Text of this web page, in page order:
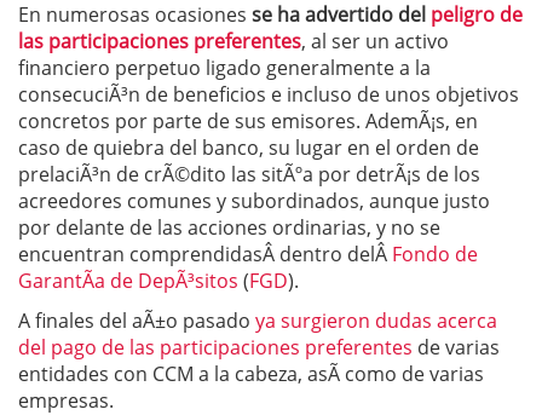
En numerosas ocasiones se ha advertido del peligro de
las participaciones preferentes, al ser un activo
financiero perpetuo ligado generalmente a la
consecuciÃ³n de beneficios e incluso de unos objetivos
concretos por parte de sus emisores. AdemÃ¡s, en
caso de quiebra del banco, su lugar en el orden de
prelaciÃ³n de crÃ©dito las sitÃºa por detrÃ¡s de los
acreedores comunes y subordinados, aunque justo
por delante de las acciones ordinarias, y no se
encuentran comprendidasÂ dentro delÂ Fondo de
GarantÃ­a de DepÃ³sitos (FGD).
A finales del aÃ±o pasado ya surgieron dudas acerca
del pago de las participaciones preferentes de varias
entidades con CCM a la cabeza, asÃ­ como de varias
empresas.